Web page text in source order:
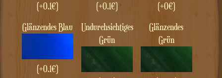
(+0.1€) (+0.1€)
(+0€)
Glänzendes Blau
(+0.1€)
Undurchsichtiges
Grün
Glänzendes
Grün